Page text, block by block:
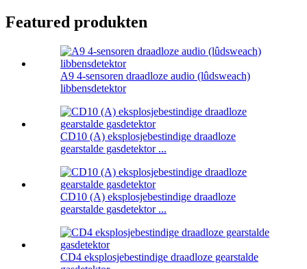
Featured produkten
A9 4-sensoren draadloze audio (lûdsweach)
libbensdetektor
CD10 (A) eksplosjebestindige draadloze
gearstalde gasdetektor ...
CD10 (A) eksplosjebestindige draadloze
gearstalde gasdetektor ...
CD4 eksplosjebestindige draadloze gearstalde